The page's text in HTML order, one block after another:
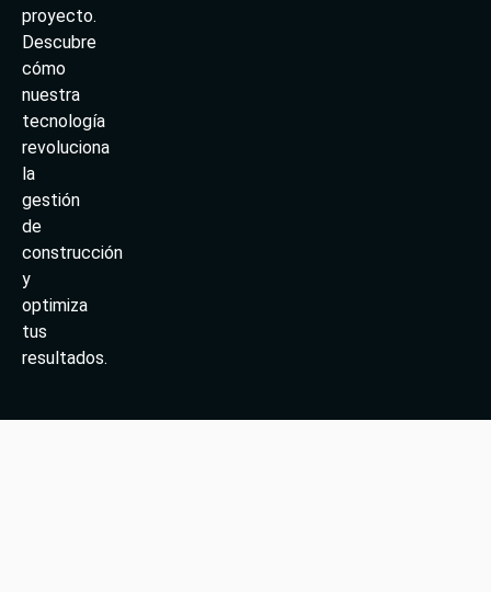
proyecto.
Descubre
cómo
nuestra
tecnología
revoluciona
la
gestión
de
construcción
y
optimiza
tus
resultados.